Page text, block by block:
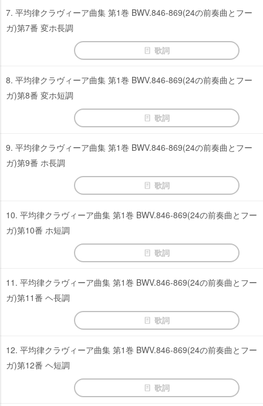
7. 平均律クラヴィーア曲集 第1巻 BWV.846-869(24の前奏曲とフー
ガ)第7番 変ホ長調
歌詞
8. 平均律クラヴィーア曲集 第1巻 BWV.846-869(24の前奏曲とフー
ガ)第8番 変ホ短調
歌詞
9. 平均律クラヴィーア曲集 第1巻 BWV.846-869(24の前奏曲とフー
ガ)第9番 ホ長調
歌詞
10. 平均律クラヴィーア曲集 第1巻 BWV.846-869(24の前奏曲とフー
ガ)第10番 ホ短調
歌詞
11. 平均律クラヴィーア曲集 第1巻 BWV.846-869(24の前奏曲とフー
ガ)第11番 ヘ長調
歌詞
12. 平均律クラヴィーア曲集 第1巻 BWV.846-869(24の前奏曲とフー
ガ)第12番 ヘ短調
歌詞